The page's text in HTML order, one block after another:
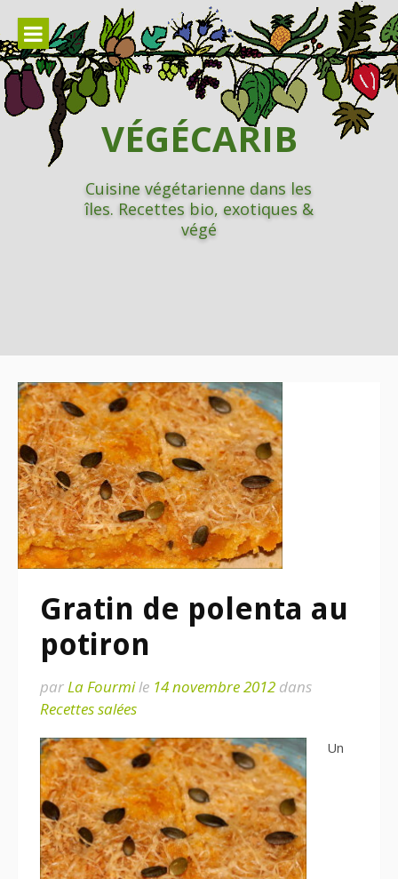
contenu
VÉGÉCARIB
Cuisine végétarienne dans les
îles. Recettes bio, exotiques &
végé
Gratin de polenta au
potiron
parLa Fourmile 14 novembre 2012 dans
Recettes salées
Un